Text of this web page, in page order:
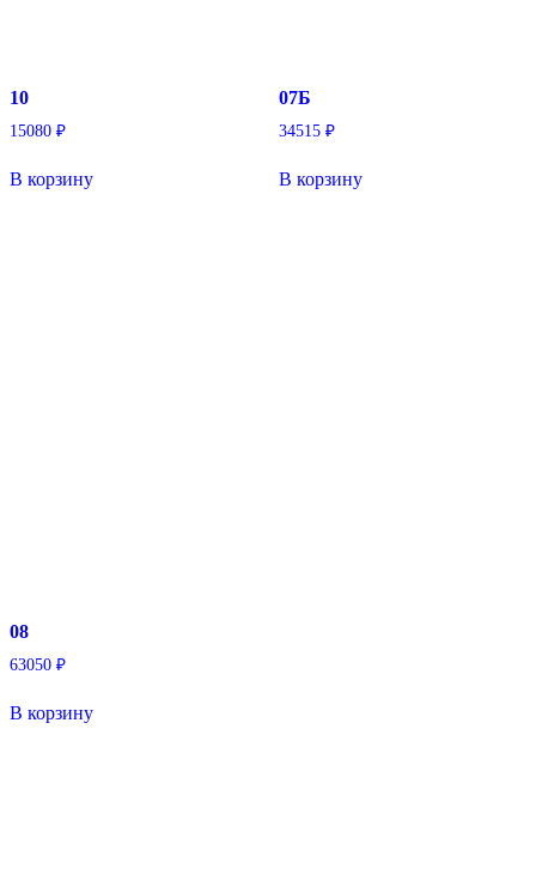
10
15080 ₽
В корзину
07Б
34515 ₽
В корзину
08
63050 ₽
В корзину